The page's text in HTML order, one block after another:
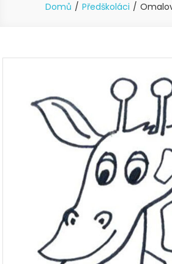
Domů Předškoláci